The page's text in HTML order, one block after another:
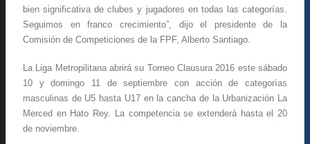
bien significativa de clubes y jugadores en todas las categorías.
Seguimos en franco crecimiento”, dijo el presidente de la
Comisión de Competiciones de la FPF, Alberto Santiago.
La Liga Metropilitana abrirá su Torneo Clausura 2016 este sábado
10 y domingo 11 de septiembre con acción de categorías
masculinas de U5 hasta U17 en la cancha de la Urbanización La
Merced en Hato Rey. La competencia se extenderá hasta el 20
de noviembre.